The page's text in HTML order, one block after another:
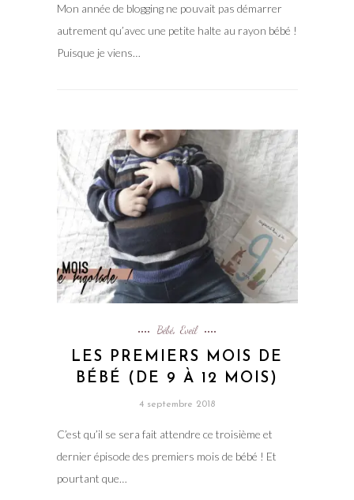
Mon année de blogging ne pouvait pas démarrer
autrement qu’avec une petite halte au rayon bébé !
Puisque je viens…
Bébé, Eveil
LES PREMIERS MOIS DE
BÉBÉ (DE 9 À 12 MOIS)
4 septembre 2018
C’est qu’il se sera fait attendre ce troisième et
dernier épisode des premiers mois de bébé ! Et
pourtant que…